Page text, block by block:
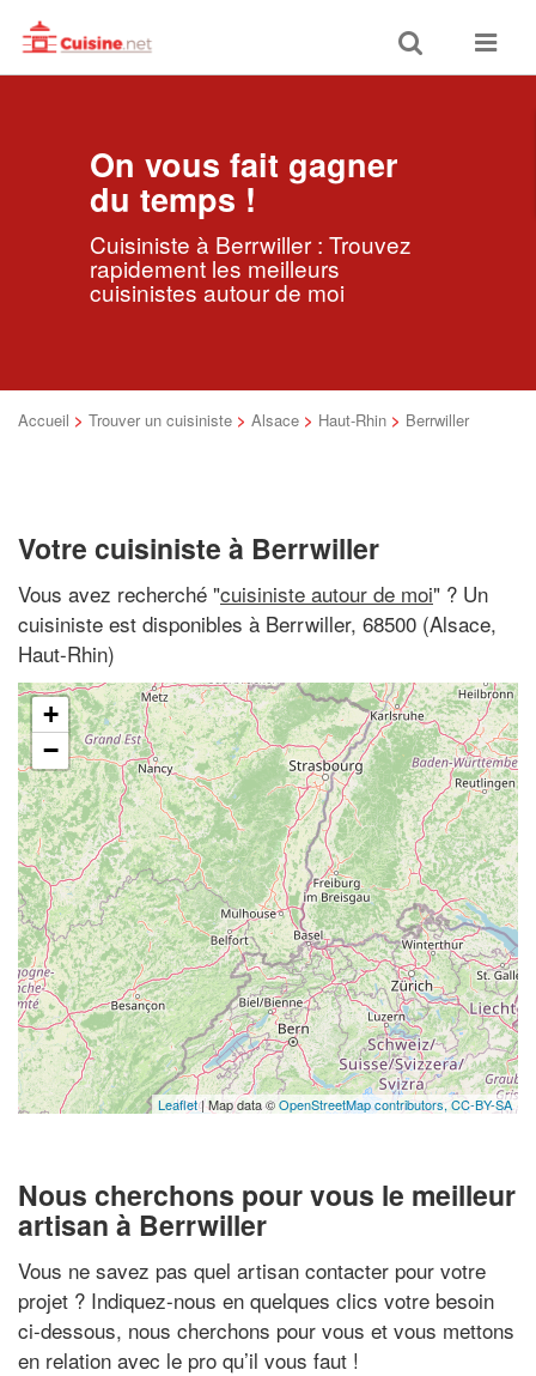
Toggle
search
Toggle
On vous fait gagner
du temps !
Cuisiniste à Berrwiller : Trouvez
rapidement les meilleurs
cuisinistes autour de moi
Accueil > Trouver un cuisiniste > Alsace > Haut-Rhin > Berrwiller
Votre cuisiniste à Berrwiller
Vous avez recherché "cuisiniste autour de moi" ? Un
cuisiniste est disponibles à Berrwiller, 68500 (Alsace,
Haut-Rhin)
+
−
Leaflet| Map data ©OpenStreetMap contributors, CC-BY-SA
Nous cherchons pour vous le meilleur
artisan à Berrwiller
Vous ne savez pas quel artisan contacter pour votre
projet ? Indiquez-nous en quelques clics votre besoin
ci-dessous, nous cherchons pour vous et vous mettons
en relation avec le pro qu’il vous faut !